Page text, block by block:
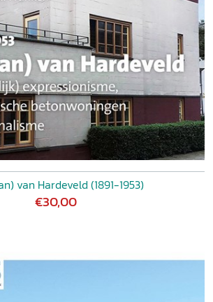
van Hardeveld (1891-1953)
€30,00